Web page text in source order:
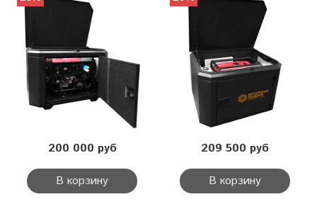
200 000 руб
В корзину
209 500 руб
В корзину